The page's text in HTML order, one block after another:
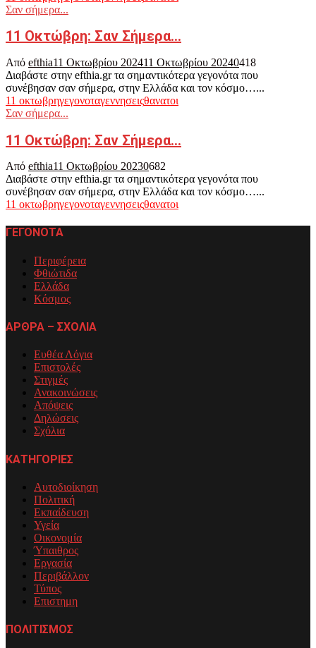
Σαν σήμερα...
11 Οκτώβρη: Σαν Σήμερα…
Από efthia11 Οκτωβρίου 202411 Οκτωβρίου 20240418
Διαβάστε στην efthia.gr τα σημαντικότερα γεγονότα που
συνέβησαν σαν σήμερα, στην Ελλάδα και τον κόσμο…...
11 οκτωβρηγεγονοταγεννησειςθανατοι
Σαν σήμερα...
11 Οκτώβρη: Σαν Σήμερα…
Από efthia11 Οκτωβρίου 20230682
Διαβάστε στην efthia.gr τα σημαντικότερα γεγονότα που
συνέβησαν σαν σήμερα, στην Ελλάδα και τον κόσμο…...
11 οκτωβρηγεγονοταγεννησειςθανατοι
ΓΕΓΟΝΟΤΑ
Περιφέρεια
Φθιώτιδα
Ελλάδα
Κόσμος
ΑΡΘΡΑ – ΣΧΟΛΙΑ
Ευθέα Λόγια
Επιστολές
Στιγμές
Ανακοινώσεις
Απόψεις
Δηλώσεις
Σχόλια
ΚΑΤΗΓΟΡΙΕΣ
Αυτοδιοίκηση
Πολιτική
Εκπαίδευση
Υγεία
Οικονομία
Ύπαιθρος
Εργασία
Περιβάλλον
Τύπος
Επιστημη
ΠΟΛΙΤΙΣΜΟΣ